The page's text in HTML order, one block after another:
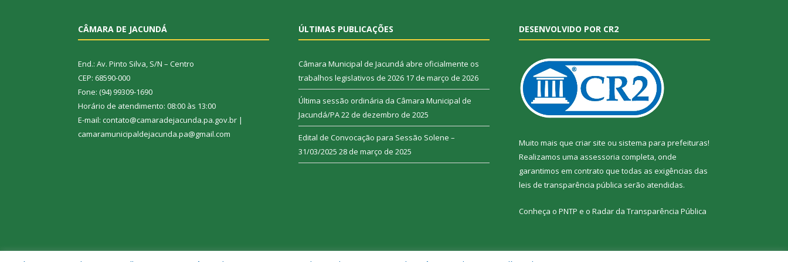
CÂMARA DE JACUNDÁ
End.: Av. Pinto Silva, S/N – Centro
CEP: 68590-000
Fone: (94) 99309-1690
Horário de atendimento: 08:00 às 13:00
E-mail: contato@camaradejacunda.pa.gov.br |
camaramunicipaldejacunda.pa@gmail.com
ÚLTIMAS PUBLICAÇÕES
Câmara Municipal de Jacundá abre oficialmente os
trabalhos legislativos de 2026 17 de março de 2026
Última sessão ordinária da Câmara Municipal de
Jacundá/PA22 de dezembro de 2025
Edital de Convocação para Sessão Solene –
31/03/2025 28 de março de 2025
DESENVOLVIDO POR CR2
Muito mais que criar site ou sistema para prefeituras!
Realizamos uma assessoria completa, onde
garantimos em contrato que todas as exigências das
leis de transparência pública serão atendidas.
Conheça o PNTP e o Radar da Transparência Pública